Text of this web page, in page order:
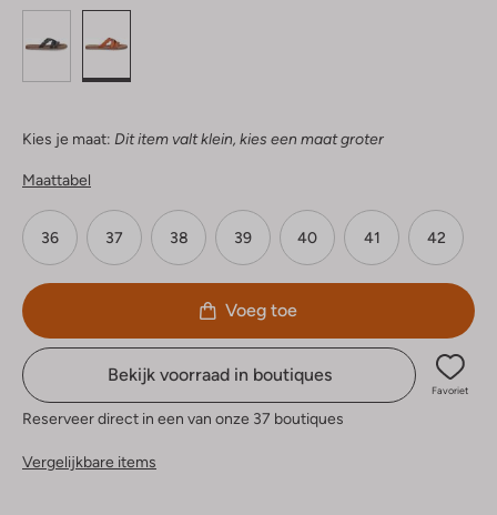
Kies je maat: Dit item valt klein, kies een maat groter
Maattabel
36 37 38 39 40 41 42
Voeg toe
Bekijk voorraad in boutiques
Favoriet
Reserveer direct in een van onze 37 boutiques
Vergelijkbare items